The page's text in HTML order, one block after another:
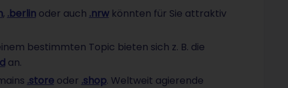
, .berlinoder auch .nrwkönnten für Sie attraktiv
bestimmten Topic bieten sich z. B. die
an.
.storeoder .shop. Weltweit agierende